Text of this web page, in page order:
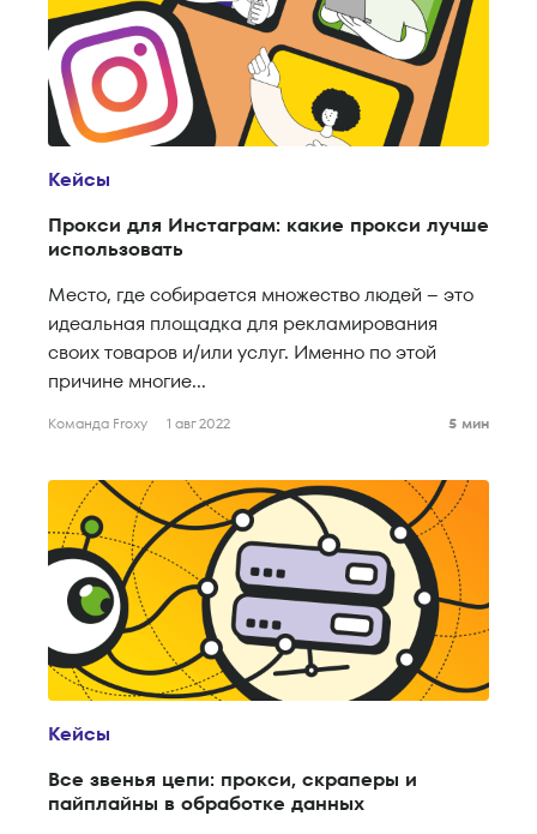
Кейсы
Прокси для Инстаграм: какие прокси лучше
использовать
Место, где собирается множество людей – это
идеальная площадка для рекламирования
своих товаров и/или услуг. Именно по этой
причине многие...
Команда Froxy 1 авг 2022 5 мин
Кейсы
Все звенья цепи: прокси, скраперы и
пайплайны в обработке данных